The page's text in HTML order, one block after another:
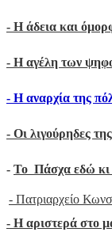
- Η άδεια και
- Η αγέλη των
- H αναρχία της
- Oι λιγούρηδες
- Το Πάσχα εδώ κι
- Πατριαρχείο
- Η αριστερά στο